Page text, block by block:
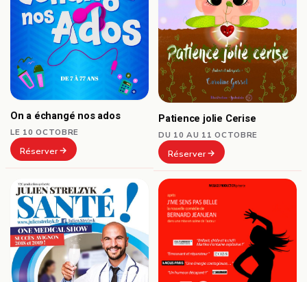
On a échangé nos ados
LE 10 OCTOBRE
Réserver
Patience jolie Cerise
DU 10 AU 11 OCTOBRE
Réserver